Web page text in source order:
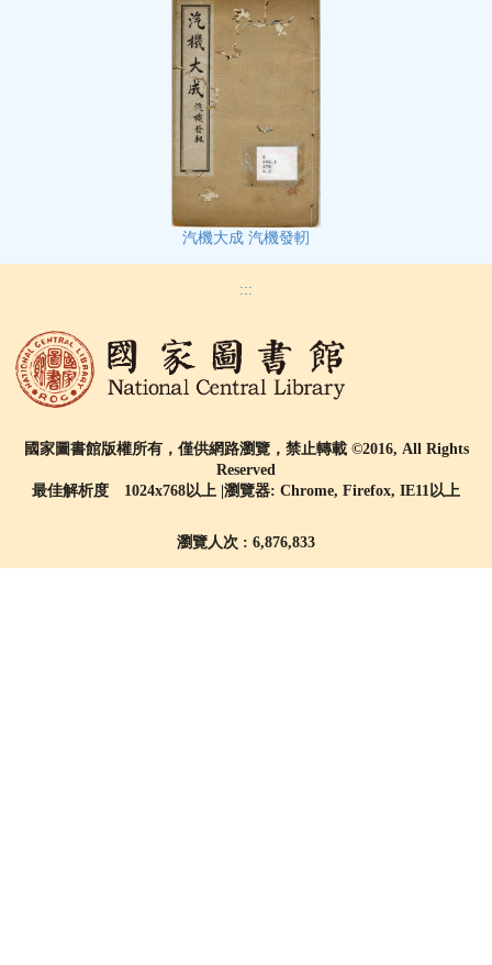
汽機大成 汽機發軔
:::
國家圖書館版權所有，僅供網路瀏覽，禁止轉載 ©2016, All Rights
Reserved
最佳解析度 1024x768以上 |瀏覽器: Chrome, Firefox, IE11以上
瀏覽人次 : 6,876,833